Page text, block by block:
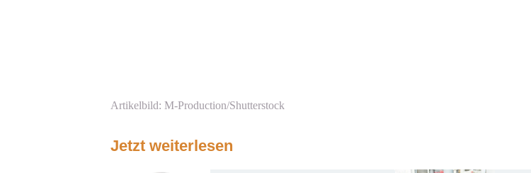
Artikelbild: M-Production/Shutterstock
Jetzt weiterlesen